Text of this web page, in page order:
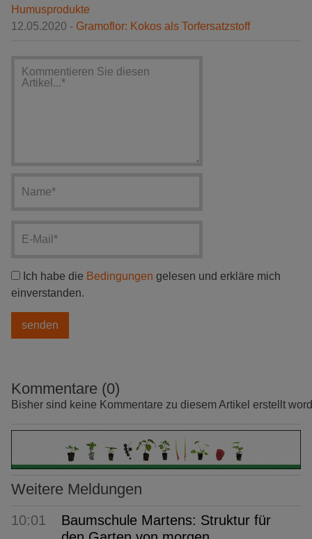
Humusprodukte
12.05.2020 - Gramoflor: Kokos als Torfersatzstoff
Ich habe die Bedingungen gelesen und erkläre mich
einverstanden.
Kommentare (0)
Bisher sind keine Kommentare zu diesem Artikel erstellt
Weitere Meldungen
10:01
Baumschule Martens: Struktur für